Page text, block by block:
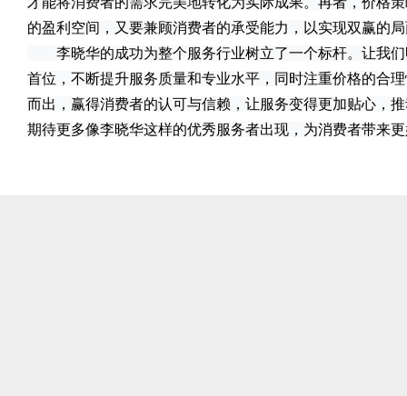
的盈利空间，又要兼顾消费者的承受能力，以实现双赢的
李晓华的成功为整个服务行业树立了一个标杆。让我们
首位，不断提升服务质量和专业水平，同时注重价格的合
而出，赢得消费者的认可与信赖，让服务变得更加贴心，
期待更多像李晓华这样的优秀服务者出现，为消费者带来